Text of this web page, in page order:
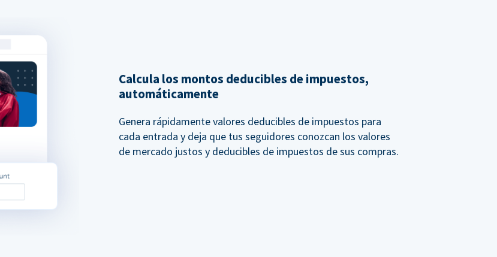
Calcula los montos deducibles de impuestos,
automáticamente
Genera rápidamente valores deducibles de impuestos para
cada entrada y deja que tus seguidores conozcan los valores
de mercado justos y deducibles de impuestos de sus compras.